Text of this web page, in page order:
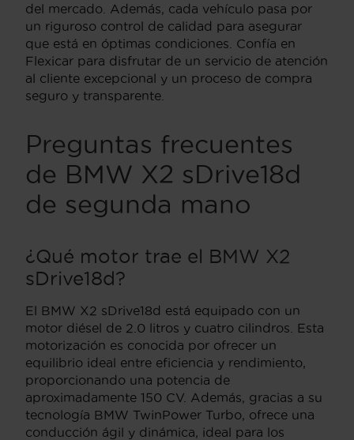
del mercado. Además, cada vehículo pasa por
un riguroso control de calidad para asegurar
que está en óptimas condiciones. Confía en
Flexicar para disfrutar de un servicio de atención
al cliente excepcional y un proceso de compra
seguro y transparente.
Preguntas frecuentes
de BMW X2 sDrive18d
de segunda mano
¿Qué motor trae el BMW X2
sDrive18d?
El BMW X2 sDrive18d está equipado con un
motor diésel de 2.0 litros y cuatro cilindros. Esta
motorización es conocida por ofrecer un
equilibrio ideal entre eficiencia y rendimiento,
proporcionando una potencia de
aproximadamente 150 CV. Además, gracias a su
tecnología BMW TwinPower Turbo, ofrece una
conducción ágil y dinámica, ideal para los